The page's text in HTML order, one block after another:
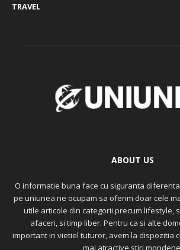
TRAVEL
ABOUT US
O informatie buna face cu siguranta
pe uniunea ne ocupam sa oferim doar cele
utile articole din categorii precum lifestyle,
afaceri, si timp liber. Pentru ca si alte
important in vietiel tuturor, avem la dispozitia
mai atractive stiri